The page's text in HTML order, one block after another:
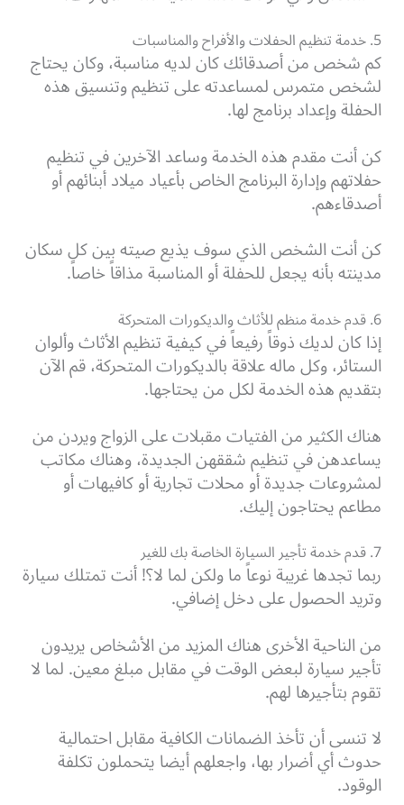
5. خدمة تنظيم الحفلات والأفراح والمناسبات
كم شخص من أصدقائك كان لديه مناسبة، وكان يحتاج
لشخص متمرس لمساعدته على تنظيم وتنسيق هذه
الحفلة وإعداد برنامج لها.
كن أنت مقدم هذه الخدمة وساعد الآخرين في تنظيم
حفلاتهم وإدارة البرنامج الخاص بأعياد ميلاد أبنائهم أو
أصدقاءهم.
كن أنت الشخص الذي سوف يذيع صيته بين كل سكان
مدينته بأنه يجعل للحفلة أو المناسبة مذاقاً خاصاً.
6. قدم خدمة منظم للأثاث والديكورات المتحركة
إذا كان لديك ذوقاً رفيعاً في كيفية تنظيم الأثاث وألوان
الستائر، وكل ماله علاقة بالديكورات المتحركة،قم الآن
بتقديم هذه الخدمة لكل من يحتاجها.
هناك الكثير من الفتيات مقبلات على الزواج ويردن من
يساعدهن في تنظيم شققهن الجديدة،وهناك مكاتب
لمشروعات جديدة أو محلات تجارية أو كافيهات أو
مطاعم يحتاجون إليك.
7. قدم خدمة تأجير السيارة الخاصة بك للغير
ربما تجدها غريبة نوعاً ما ولكن لما لا؟! أنت تمتلك سيارة
وتريد الحصول على دخل إضافي.
من الناحية الأخرى هناك المزيد من الأشخاص يريدون
تأجير سيارة لبعض الوقت في مقابل مبلغ معين. لما لا
تقوم بتأجيرها لهم.
لا تنسى أن تأخذ الضمانات الكافية مقابل احتمالية
حدوث أي أضرار بها، واجعلهم أيضا يتحملون تكلفة
الوقود.